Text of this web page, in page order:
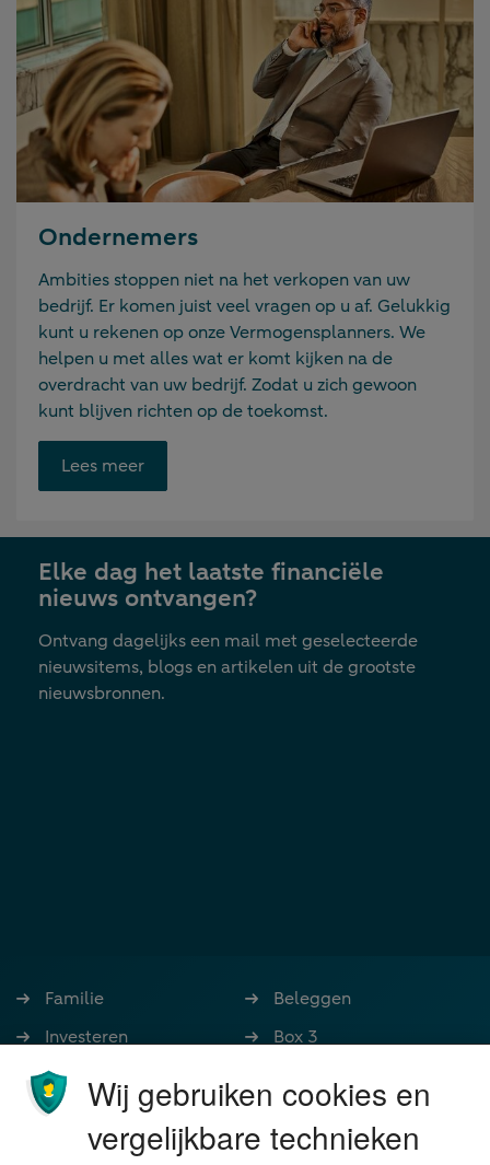
Ondernemers
Ambities stoppen niet na het verkopen van uw
bedrijf. Er komen juist veel vragen op u af. Gelukkig
kunt u rekenen op onze Vermogensplanners. We
helpen u met alles wat er komt kijken na de
overdracht van uw bedrijf. Zodat u zich gewoon
kunt blijven richten op de toekomst.
Lees meerOpent
link
nieuwe
tab
Elke dag het laatste financiële
nieuws ontvangen?
Ontvang dagelijks een mail met geselecteerde
nieuwsitems, blogs en artikelen uit de grootste
nieuwsbronnen.
Familie
Investeren
Ondernemen
Stoppen met werken
Wonen
Beleggen
Box 3
Nalatenschap
Schenken
Wij gebruiken cookies en
vergelijkbare technieken